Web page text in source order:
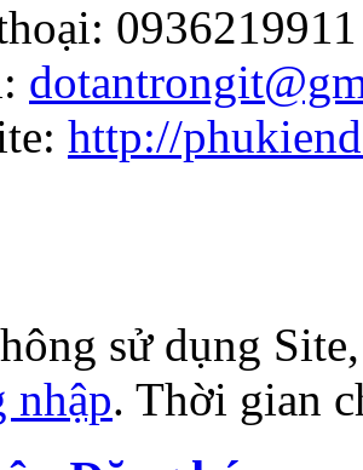
0936219911
http://
sử dụng
nhập. Thời gian